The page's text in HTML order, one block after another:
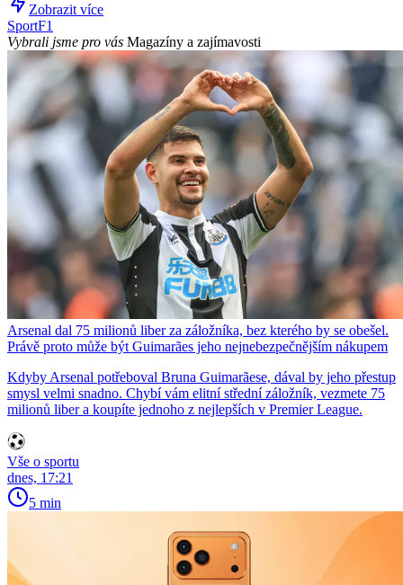
Zobrazit více
SportF1
Vybrali jsme pro vás Magazíny a zajímavosti
Arsenal dal 75 milionů liber za záložníka, bez kterého by se obešel.
Právě proto může být Guimarães jeho nejnebezpečnějším nákupem
Kdyby Arsenal potřeboval Bruna Guimarãese, dával by jeho přestup
smysl velmi snadno. Chybí vám elitní střední záložník, vezmete 75
milionů liber a koupíte jednoho z nejlepších v Premier League.
Vše o sportu
dnes, 17:21
5 min